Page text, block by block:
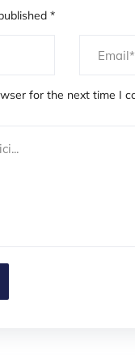
*
for the next time I